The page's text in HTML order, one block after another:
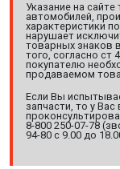
Указание на
автомобилей,
характеристики
нарушает
товарных знаков
того, согласно ст
покупателю
продаваемом
Если Вы
запчасти, то у
8-800 250-07-78
94-80 с 9.00 до